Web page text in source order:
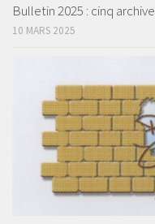
Bulletin 2025 : cinq
10 MARS 2025